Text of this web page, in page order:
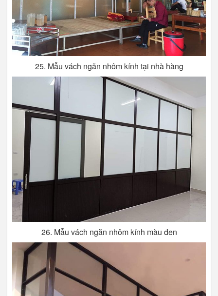
25. Mẫu vách ngăn nhôm kính tại nhà hàng
26. Mẫu vách ngăn nhôm kính màu đen